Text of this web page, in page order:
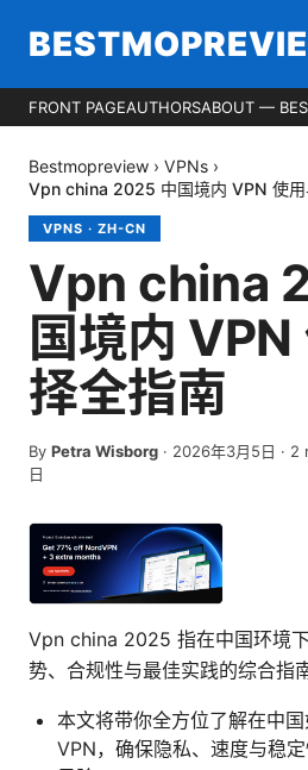
FRONT PAGEAUTHORSABOUT —
Bestmopreview › VPNs ›
Vpn china 2025 中国境内 VPN 使用
VPNS · ZH-CN
Vpn china
国境内
择全指南
By Petra Wisborg · 2026年3月5日 · 2
日
Vpn china 2025 指在中国环境
势、合规性与最佳实践的综合指南
本文将带你全方位了解在中
VPN，确保隐私、速度与稳